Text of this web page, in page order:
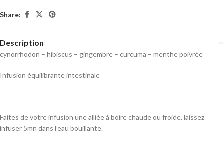
Share:
Description
cynorrhodon – hibiscus – gingembre – curcuma – menthe poivrée
Infusion équilibrante intestinale
Faites de votre infusion une alliée à boire chaude ou froide, laissez
infuser 5mn dans l’eau bouillante.